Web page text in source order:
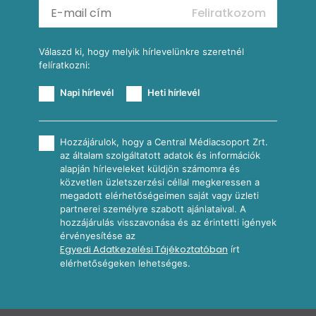
Feliratkozom
Válaszd ki, hogy melyik hírlevelünkre szeretnél
felíratkozni:
Napi hírlevél Heti hírlevél
Hozzájárulok, hogy a Central Médiacsoport Zrt.
az általam szolgáltatott adatok és információk
alapján hírleveleket küldjön számomra és
közvetlen üzletszerzési céllal megkeressen a
megadott elérhetőségeimen saját vagy üzleti
partnerei személyre szabott ajánlataival. A
hozzájárulás visszavonása és az érintetti igények
érvényesítése az
Egyedi Adatkezelési Tájékoztatóban írt
elérhetőségeken lehetséges.